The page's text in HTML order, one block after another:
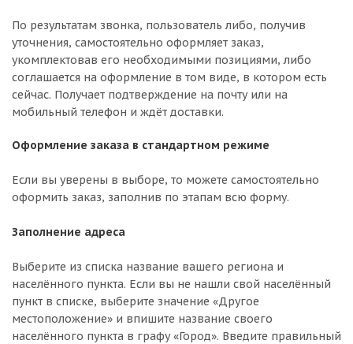
По результатам звонка, пользователь либо, получив
уточнения, самостоятельно оформляет заказ,
укомплектовав его необходимыми позициями, либо
соглашается на оформление в том виде, в котором есть
сейчас. Получает подтверждение на почту или на
мобильный телефон и ждёт доставки.
Оформление заказа в стандартном режиме
Если вы уверены в выборе, то можете самостоятельно
оформить заказ, заполнив по этапам всю форму.
Заполнение адреса
Выберите из списка название вашего региона и
населённого пункта. Если вы не нашли свой населённый
пункт в списке, выберите значение «Другое
местоположение» и впишите название своего
населённого пункта в графу «Город». Введите правильный